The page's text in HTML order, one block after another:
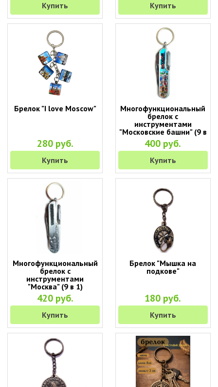
Купить Купить
Брелок "I love Moscow"
280 руб.
Купить
Многофункциональный
брелок с
инструментами
"Московские башни" (9 в
1)
400 руб.
Купить
Многофункциональный
брелок с
инструментами
"Москва" (9 в 1)
420 руб.
Купить
Брелок "Мышка на
подкове"
180 руб.
Купить